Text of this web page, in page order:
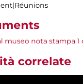
museo nota stampa 1
correlate